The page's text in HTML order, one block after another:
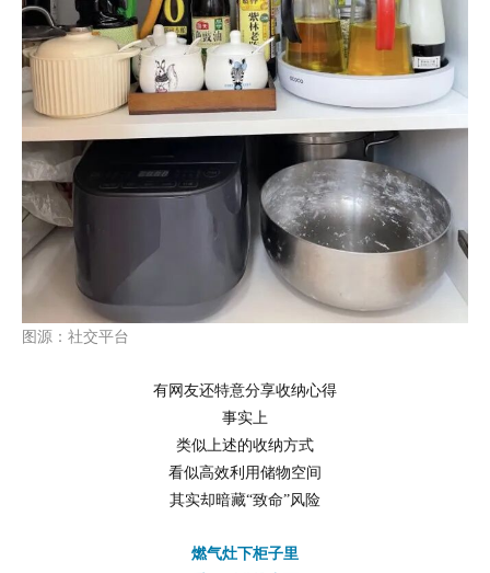
图源：社交平台
有网友还特意分享收纳心得
事实上
类似上述的收纳方式
看似高效利用储物空间
其实却暗藏“致命”风险
燃气灶下柜子里